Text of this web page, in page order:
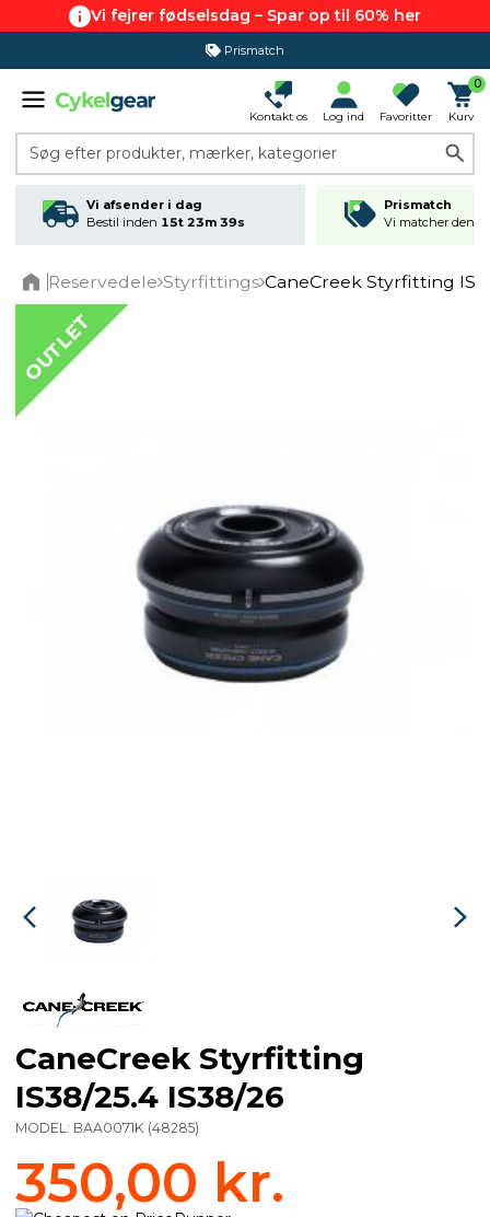
Vi fejrer fødselsdag – Spar op til 60% her
Prismatch
Kontakt os Log ind Favoritter
0
Kurv
Søg efter produkter, mærker, kategorier
Vi afsender i dag
Bestil inden 15t 23m 39s
Prismatch
Vi matcher den
Reservedele Styrfittings CaneCreek Styrfitting
OUTLET
CaneCreek Styrfitting
IS38/25.4 IS38/26
MODEL: BAA0071K (48285)
350,00 kr.